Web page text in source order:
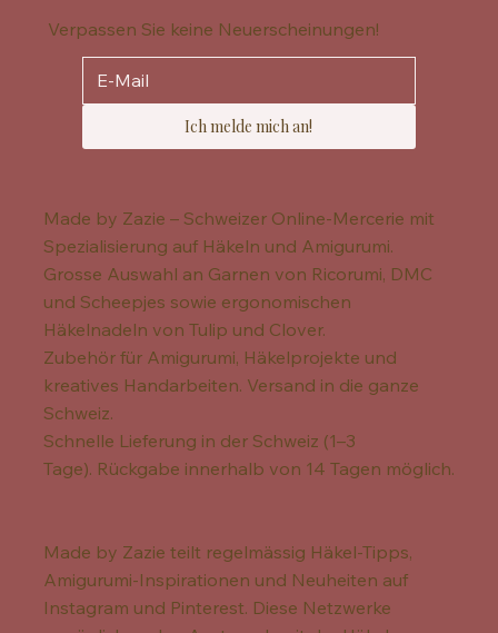
Verpassen Sie keine Neuerscheinungen!
Ich melde mich an!
Made by Zazie – Schweizer Online-Mercerie mit
Spezialisierung auf Häkeln und Amigurumi.
Grosse Auswahl an Garnen von Ricorumi, DMC
und Scheepjes sowie ergonomischen
Häkelnadeln von Tulip und Clover.
Zubehör für Amigurumi, Häkelprojekte und
kreatives Handarbeiten. Versand in die ganze
Schweiz.
Schnelle Lieferung in der Schweiz (1–3
Tage). Rückgabe innerhalb von 14 Tagen möglich.
Made by Zazie teilt regelmässig Häkel-Tipps,
Amigurumi-Inspirationen und Neuheiten auf
Instagram und Pinterest. Diese Netzwerke